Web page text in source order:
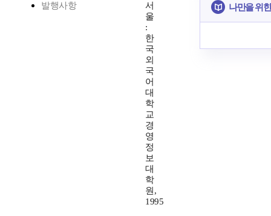
발행사항
서
울
:
한
국
외
국
어
대
학
교
경
영
정
보
대
학
원,
1995
나만을 위